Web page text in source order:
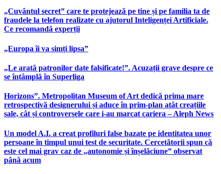
„Cuvântul secret” care te protejează pe tine și pe familia ta de
fraudele la telefon realizate cu ajutorul Inteligenței Artificiale.
Ce recomandă experții
„Europa îi va simți lipsa”
„Le arată patronilor date falsificate!”. Acuzații grave despre ce
se întâmplă în Superliga
Horizons”. Metropolitan Museum of Art dedică prima mare
retrospectivă designerului și aduce în prim-plan atât creațiile
sale, cât și controversele care i-au marcat cariera – Aleph News
Un model A.I. a creat profiluri false bazate pe identitatea unor
persoane în timpul unui test de securitate. Cercetătorii spun că
este cel mai grav caz de „autonomie și înșelăciune” observat
până acum